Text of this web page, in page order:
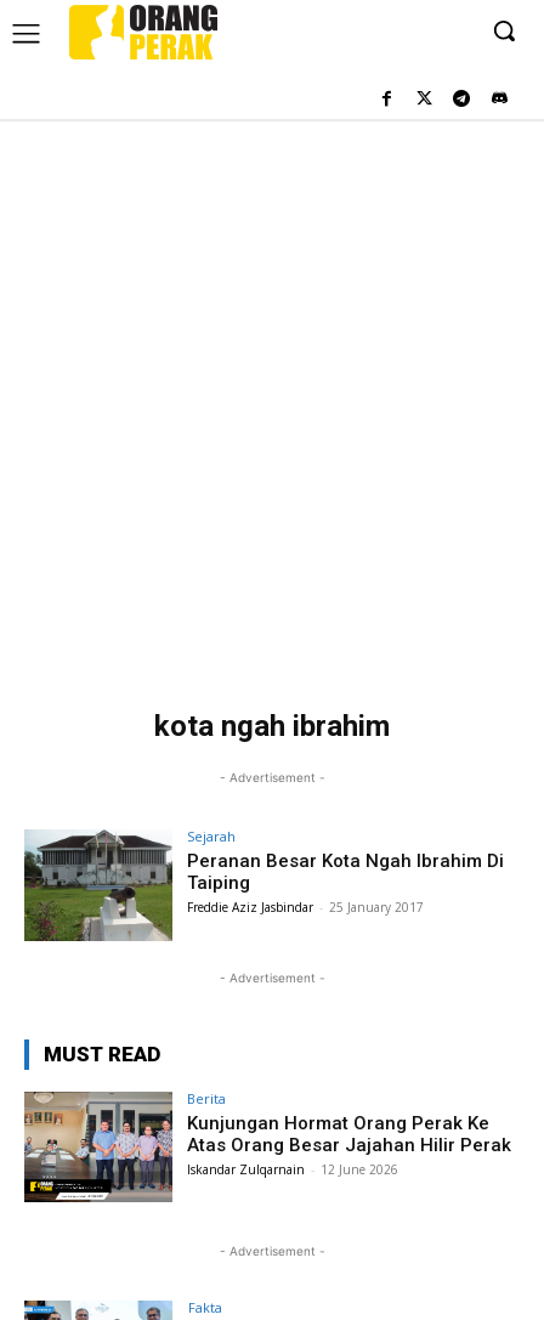
kota ngah ibrahim
- Advertisement -
Sejarah
Peranan Besar Kota Ngah Ibrahim Di
Taiping
Freddie Aziz Jasbindar - 25 January 2017
- Advertisement -
MUST READ
Berita
Kunjungan Hormat Orang Perak Ke
Atas Orang Besar Jajahan Hilir Perak
Iskandar Zulqarnain - 12 June 2026
- Advertisement -
Fakta